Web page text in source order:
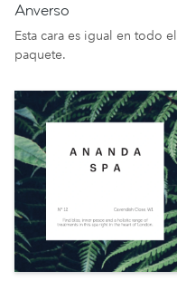
Anverso
Esta cara es igual en todo el
paquete.